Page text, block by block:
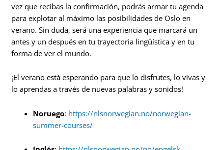
vez que recibas la confirmación, podrás armar tu agenda
para explotar al máximo las posibilidades de Oslo en
verano. Sin duda, será una experiencia que marcará un
antes y un después en tu trayectoria lingüística y en tu
forma de ver el mundo.
¡El verano está esperando para que lo disfrutes, lo vivas y
lo aprendas a través de nuevas palabras y sonidos!
Noruego: https://nlsnorwegian.no/norwegian-
summer-courses/